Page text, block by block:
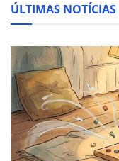
ÚLTIMAS NOTÍCIAS